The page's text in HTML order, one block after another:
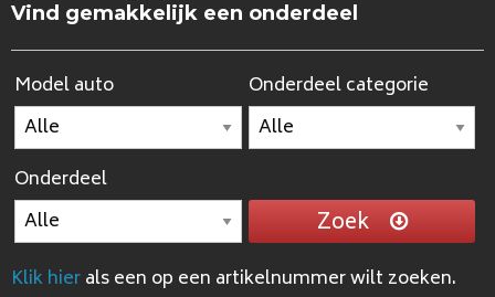
Vind gemakkelijk een onderdeel
Model auto Onderdeel categorie
Onderdeel
Zoek
Klik hierals een op een artikelnummer wilt zoeken.